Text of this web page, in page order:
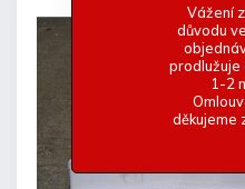
Vážení
důvodu
1-2
děkujeme
Laminátový zadní spoiler
-Včetně originálního uchycení
-Základní bílý gelcoat
-Lehká a pevná konstrukce